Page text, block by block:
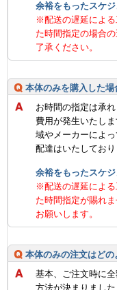
余裕をもったスケ
※配送の遅延によ
た時間指定の場合
了承ください。
本体のみを購入した場
お時間の指定は承
費用が発生いたし
域やメーカーによ
配達はいたしてお
余裕をもったスケ
※配送の遅延によ
た時間指定が賜れ
お願いします。
本体のみの注文はどの
基本、ご注文時に
方法が決まりまし